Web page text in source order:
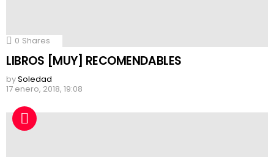
0 Shares
LIBROS [MUY] RECOMENDABLES
bySoledad
17 enero, 2018, 19:08